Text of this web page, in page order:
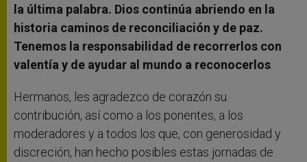
la última palabra. Dios continúa abriendo en la
historia caminos de reconciliación y de paz.
Tenemos la responsabilidad de recorrerlos con
valentía y de ayudar al mundo a reconocerlos
Hermanos, les agradezco de corazón su
contribución, así como a los ponentes, a los
moderadores y a todos los que, con generosidad y
discreción, han hecho posibles estas jornadas de